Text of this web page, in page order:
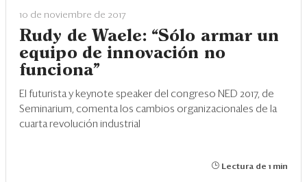
10 de noviembre de 2017
Rudy de Waele: “Sólo armar un
equipo de innovación no
funciona”
El futurista y keynote speaker del congreso NED 2017, de
Seminarium, comenta los cambios organizacionales de la
cuarta revolución industrial
Lectura de 1 min